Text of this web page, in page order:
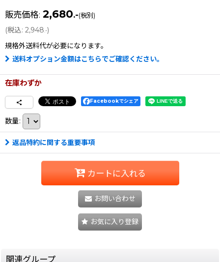
販売価格: 2,680.-(税別)
(税込: 2,948.-)
規格外送料代が必要になります。
送料オプション金額はこちらでご確認ください。
在庫わずか
Facebookでシェア
数量:
返品特約に関する重要事項
カートに入れる
お問い合わせ
お気に入り登録
関連グループ